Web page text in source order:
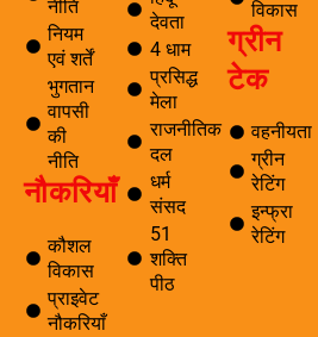
नीति
नियम
एवं शर्तें
भुगतान
वापसी
की
नीति
नौकरियाँ
कौशल
विकास
प्राइवेट
नौकरियाँ
देवता
4 धाम
प्रसिद्ध
मेला
राजनीतिक
दल
धर्म
संसद
51
शक्ति
पीठ
विकास
ग्रीन
टेक
वहनीयता
ग्रीन
रेटिंग
इन्फ्रा
रेटिंग